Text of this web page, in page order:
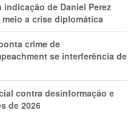
indicação de Daniel Perez
a crise diplomática
crime de
se interferência de
contra desinformação e
de 2026